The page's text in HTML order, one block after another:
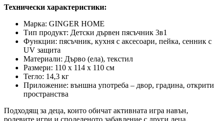
Технически характеристики:
Марка: GINGER HOME
Тип продукт: Детски дървен пясъчник 3в1
Функции: пясъчник, кухня с аксесоари, пейка, сенник с
UV защита
Материали: Дърво (ела), текстил
Размери: 110 x 114 x 110 см
Тегло: 14,3 кг
Приложение: външна употреба – двор, градина, открити
пространства
Подходящ за деца, които обичат активната игра навън,
ролевите игри и споделеното забавление с други деца.